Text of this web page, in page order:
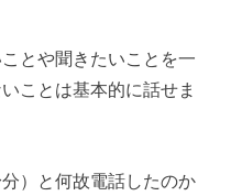
とや聞きたいことを一
ことは基本的に話せま
）と何故電話したのか